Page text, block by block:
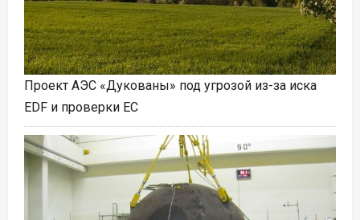
Проект АЭС «Дукованы» под угрозой из-за иска
EDF и проверки ЕС